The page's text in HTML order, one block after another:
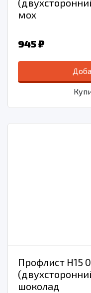
мох
945 ₽
Профлист Н15
шоколад